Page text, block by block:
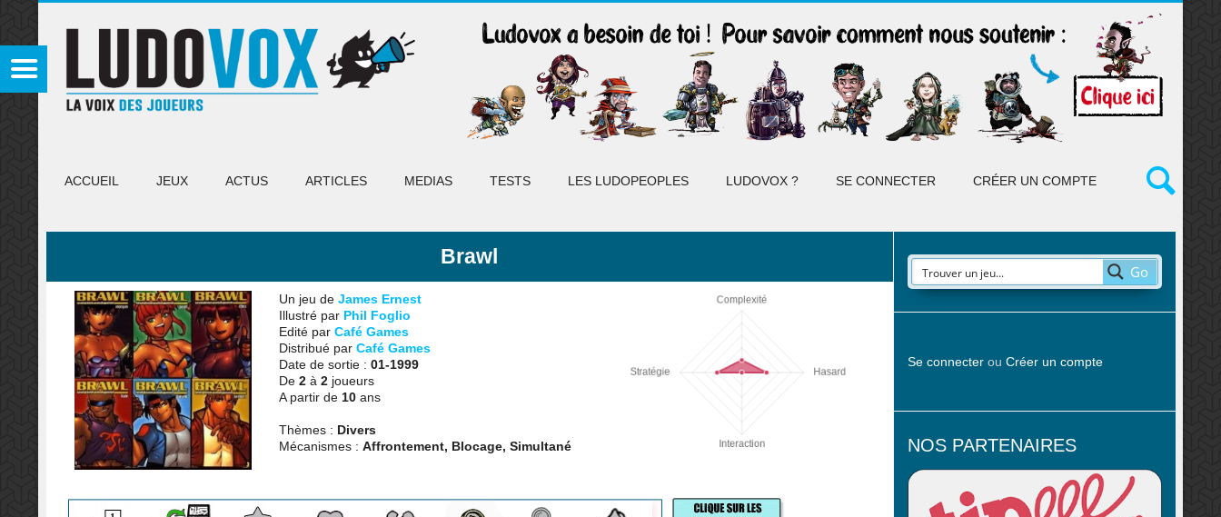
ACCUEIL JEUX ACTUS ARTICLES MEDIAS TESTS LES LUDOPEOPLES LUDOVOX ? SE CONNECTER CRÉER UN COMPTE
Brawl
Un jeu de James Ernest
Illustré par Phil Foglio
Edité par Café Games
Distribué par Café Games
Date de sortie : 01-1999
De 2à 2joueurs
A partir de 10ans
Thèmes : Divers
Mécanismes : Affrontement, Blocage, Simultané
Go
Se connecterou Créer un compte
NOS PARTENAIRES